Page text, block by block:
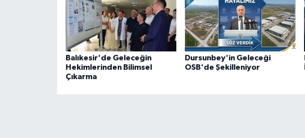
Balıkesir'de Geleceğin
Hekimlerinden Bilimsel
Çıkarma
Dursunbey'in Geleceği
OSB'de Şekilleniyor